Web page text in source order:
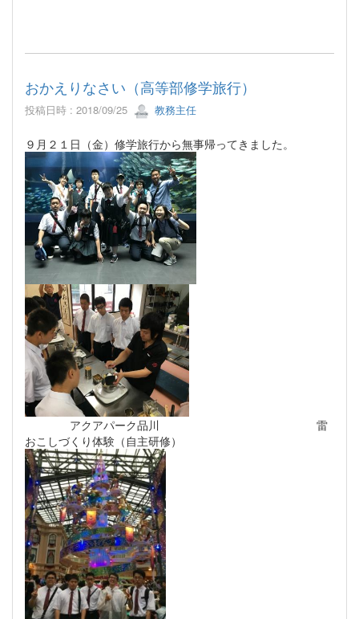
おかえりなさい（高等部修学旅行）
投稿日時 : 2018/09/25 教務主任
９月２１日（金）修学旅行から無事帰ってきました。
アクアパーク品川 雷
おこしづくり体験（自主研修）